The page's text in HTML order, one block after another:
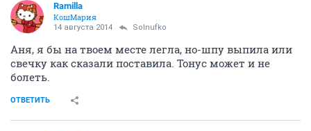
Ramilla
КошМария
14 августа 2014 Solnufko
Аня, я бы на твоем месте легла, но-шпу выпила или
свечку как сказали поставила. Тонус может и не
болеть.
ОТВЕТИТЬ